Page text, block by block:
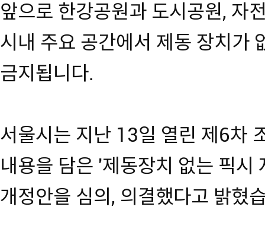
앞으로 한강공원과 도시공원, 자
시내 주요 공간에서 제동 장치가
금지됩니다.
서울시는 지난 13일 열린 제6차
내용을 담은 '제동장치 없는 픽시
개정안을 심의, 의결했다고 밝혔